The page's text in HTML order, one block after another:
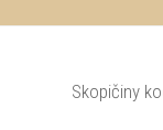
Skopičiny